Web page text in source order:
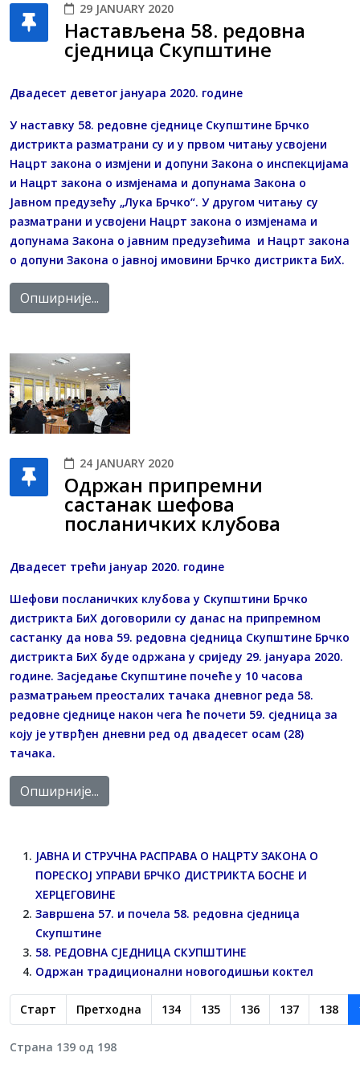
29 JANUARY 2020
Настављена 58. редовна
сједница Скупштине
Двадесет деветог јануара 2020. године
У наставку 58. редовне сједнице Скупштине Брчко
дистрикта разматрани су и у првом читању усвојени
Нацрт закона о измјени и допуни Закона о инспекцијама
и Нацрт закона о измјенама и допунама Закона о
Јавном предузећу „Лука Брчко“. У другом читању су
разматрани и усвојени Нацрт закона о измјенама и
допунама Закона о јавним предузећима и Нацрт закона
о допуни Закона о јавној имовини Брчко дистрикта БиХ.
Опширније...
24 JANUARY 2020
Одржан припремни
састанак шефова
посланичких клубова
Двадесет трећи јануар 2020. године
Шефови посланичких клубова у Скупштини Брчко
дистрикта БиХ договорили су данас на припремном
састанку да нова 59. редовна сједница Скупштине Брчко
дистрикта БиХ буде одржана у сриједу 29. јануара 2020.
године. Засједање Скупштине почеће у 10 часова
разматрањем преосталих тачака дневног реда 58.
редовне сједнице након чега ће почети 59. сједница за
коју је утврђен дневни ред од двадесет осам (28)
тачака.
Опширније...
ЈАВНA И СТРУЧНA РАСПРАВA О НАЦРТУ ЗАКОНА О
ПОРЕСКОЈ УПРАВИ БРЧКО ДИСТРИКТА БОСНЕ И
ХЕРЦЕГОВИНЕ
Завршена 57. и почела 58. редовна сједница
Скупштине
58. РЕДОВНA СЈЕДНИЦA СКУПШТИНЕ
Одржан традиционални новогодишњи коктел
Старт Претходна 134 135 136 137 138
Страна 139 од 198